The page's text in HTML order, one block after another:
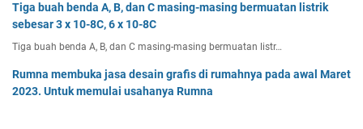
Tiga buah benda A, B, dan C masing-masing bermuatan listrik
sebesar 3 x 10-8C, 6 x 10-8C
Tiga buah benda A, B, dan C masing-masing bermuatan listr…
Rumna membuka jasa desain grafis di rumahnya pada awal Maret
2023. Untuk memulai usahanya Rumna